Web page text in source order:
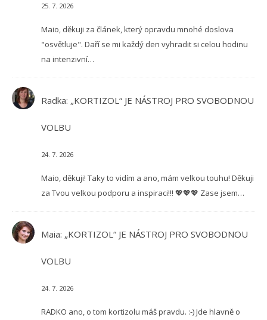
25. 7. 2026
Maio, děkuji za článek, který opravdu mnohé doslova
"osvětluje". Daří se mi každý den vyhradit si celou hodinu
na intenzivní…
Radka: „KORTIZOL“ JE NÁSTROJ PRO SVOBODNOU
VOLBU
24. 7. 2026
Maio, děkuji! Taky to vidím a ano, mám velkou touhu! Děkuji
za Tvou velkou podporu a inspiraci!!! 💖💖💖 Zase jsem…
Maia: „KORTIZOL“ JE NÁSTROJ PRO SVOBODNOU
VOLBU
24. 7. 2026
RADKO ano, o tom kortizolu máš pravdu. :-) Jde hlavně o